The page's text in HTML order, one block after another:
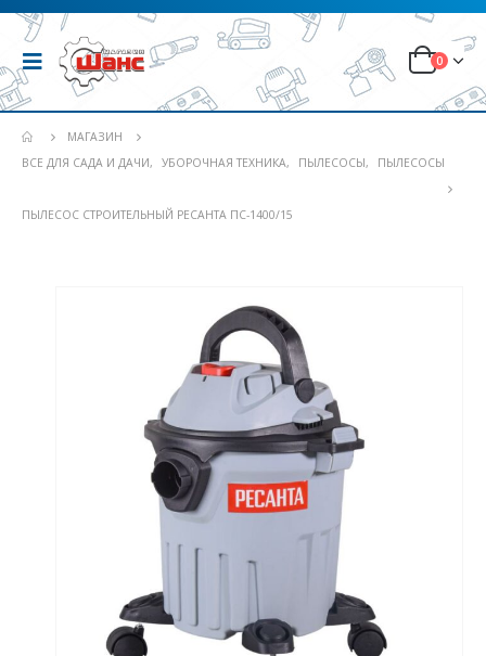
0
МАГАЗИН
ВСЕ ДЛЯ САДА И ДАЧИ, УБОРОЧНАЯ ТЕХНИКА, ПЫЛЕСОСЫ, ПЫЛЕСОСЫ
ПЫЛЕСОС СТРОИТЕЛЬНЫЙ РЕСАНТА ПС-1400/15